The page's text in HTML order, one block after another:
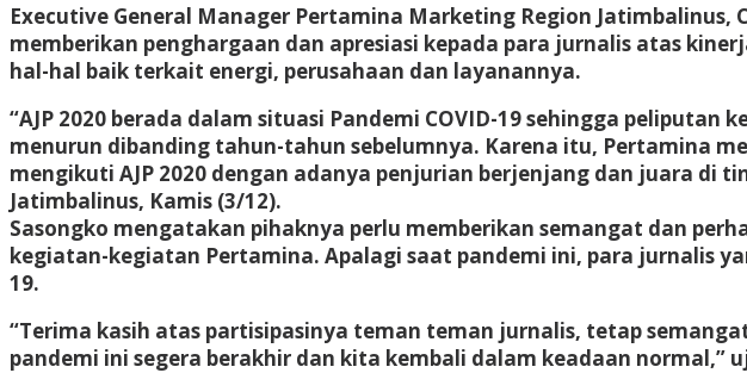
Executive General Manager Pertamina Marketing Region
memberikan penghargaan dan apresiasi kepada para jurnalis atas
hal-hal baik terkait energi, perusahaan dan layanannya.
“AJP 2020 berada dalam situasi Pandemi COVID-19 sehingga
menurun dibanding tahun-tahun sebelumnya. Karena itu, Pertamina
mengikuti AJP 2020 dengan adanya penjurian berjenjang dan juara di
Jatimbalinus, Kamis (3/12).
Sasongko mengatakan pihaknya perlu memberikan semangat dan
kegiatan-kegiatan Pertamina. Apalagi saat pandemi ini, para jurnalis
19.
“Terima kasih atas partisipasinya teman teman jurnalis, tetap
pandemi ini segera berakhir dan kita kembali dalam keadaan normal,”